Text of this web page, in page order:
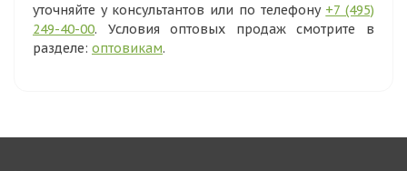
уточняйте у консультантов или по телефону +7 (495)
249-40-00. Условия оптовых продаж смотрите в
разделе: оптовикам.